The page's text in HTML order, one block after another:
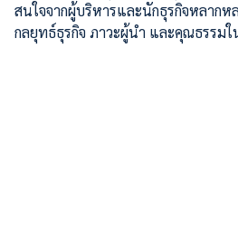
สนใจจากผู้บริหารและนักธุรกิจหลากห
กลยุทธ์ธุรกิจ ภาวะผู้นำ และคุณธรรมใ